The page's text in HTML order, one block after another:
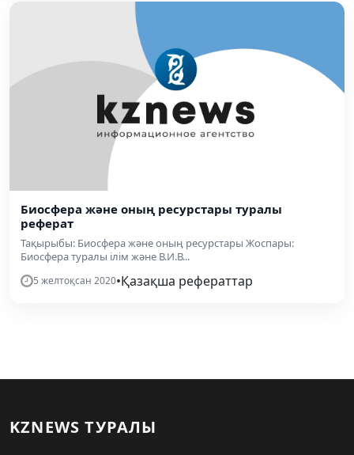
Биосфера және оның ресурстары туралы
реферат
Тақырыбы: Биосфера және оның ресурстары Жоспары:
Биосфера туралы ілім және В.И.В...
5 желтоқсан 2020•Қазақша рефераттар
KZNEWS ТУРАЛЫ